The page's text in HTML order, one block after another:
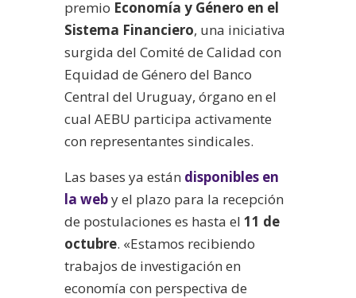
premio Economía y Género en el
Sistema Financiero, una iniciativa
surgida del Comité de Calidad con
Equidad de Género del Banco
Central del Uruguay, órgano en el
cual AEBU participa activamente
con representantes sindicales.
Las bases ya están disponibles en
la weby el plazo para la recepción
de postulaciones es hasta el 11 de
octubre. «Estamos recibiendo
trabajos de investigación en
economía con perspectiva de